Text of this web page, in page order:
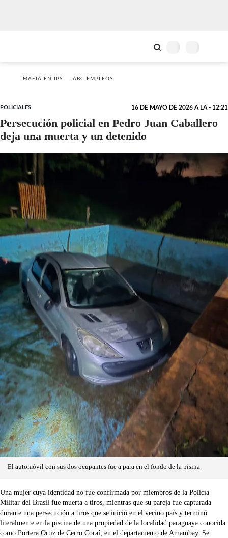
MAFIA EN IPS ABC EMPLEOS
POLICIALES 16 DE MAYO DE 2026 A LA - 12:21
Persecución policial en Pedro Juan Caballero
deja una muerta y un detenido
El automóvil con sus dos ocupantes fue a para en el fondo de la pisina.
Una mujer cuya identidad no fue confirmada por miembros de la Policía
Militar del Brasil fue muerta a tiros, mientras que su pareja fue capturada
durante una persecución a tiros que se inició en el vecino país y terminó
literalmente en la piscina de una propiedad de la localidad paraguaya conocida
como Portera Ortiz de Cerro Coraí, en el departamento de Amambay. Se